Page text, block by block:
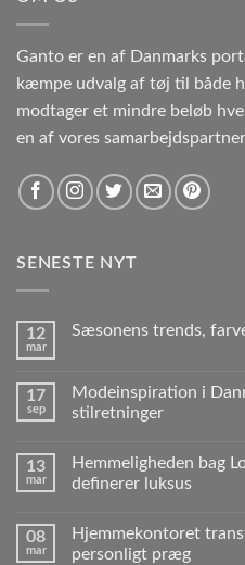
Ganto er en af Danmarks
kæmpe udvalg af tøj til både
modtager et mindre beløb
en af vores
SENESTE NYT
12
mar
Sæsonens trends,
17
sep
Modeinspiration i
stilretninger
13
mar
Hemmeligheden bag
definerer luksus
08
mar
Hjemmekontoret
personligt præg